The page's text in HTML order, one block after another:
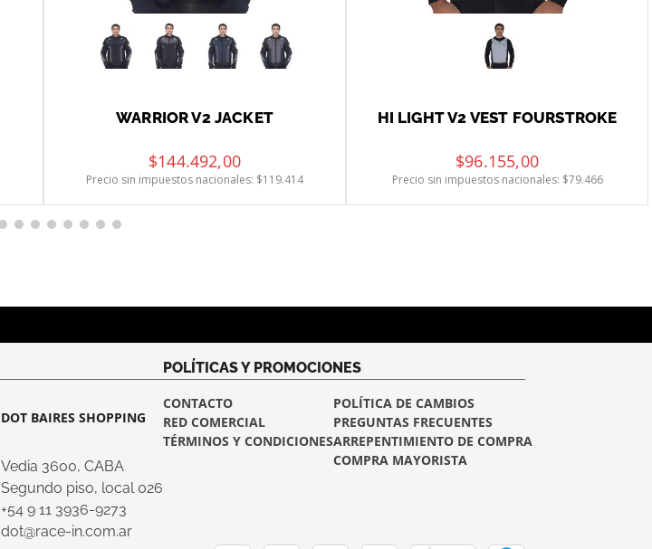
WARRIOR V2 JACKET
$144.492,00
Precio sin impuestos nacionales: $119.414
HI LIGHT V2 VEST FOURSTROKE
$96.155,00
Precio sin impuestos nacionales: $79.466
DOT BAIRES SHOPPING
Vedia 3600, CABA
Segundo piso, local 026
+54 9 11 3936-9273
dot@race-in.com.ar
POLÍTICAS Y PROMOCIONES
CONTACTO
RED COMERCIAL
TÉRMINOS Y CONDICIONES
POLÍTICA DE CAMBIOS
PREGUNTAS FRECUENTES
ARREPENTIMIENTO DE COMPRA
COMPRA MAYORISTA